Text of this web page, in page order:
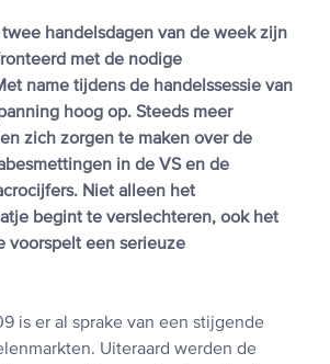
twee handelsdagen van de week zijn
met de nodige
name tijdens de handelssessie van
hoog op. Steeds meer
zich zorgen te maken over de
in de VS en de
Niet alleen het
begint te verslechteren, ook het
voorspelt een serieuze
is er al sprake van een stijgende
Uiteraard werden de